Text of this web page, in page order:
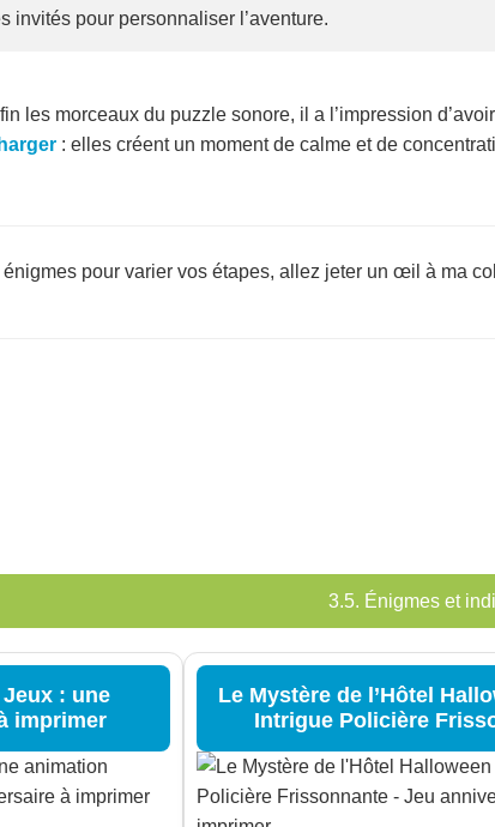
invités pour personnaliser l’aventure.
les morceaux du puzzle sonore, il a l’impression
: elles créent un moment de calme et de
pour varier vos étapes, allez jeter un œil à ma
3.5. Énigmes et
Jeux : une
imprimer
Le Mystère de l’Hôtel
Intrigue Policière